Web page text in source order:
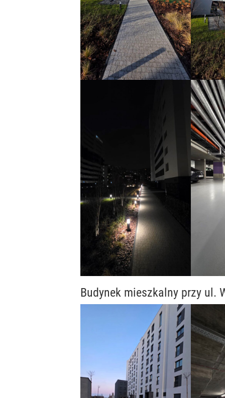
Budynek mieszkalny przy ul.